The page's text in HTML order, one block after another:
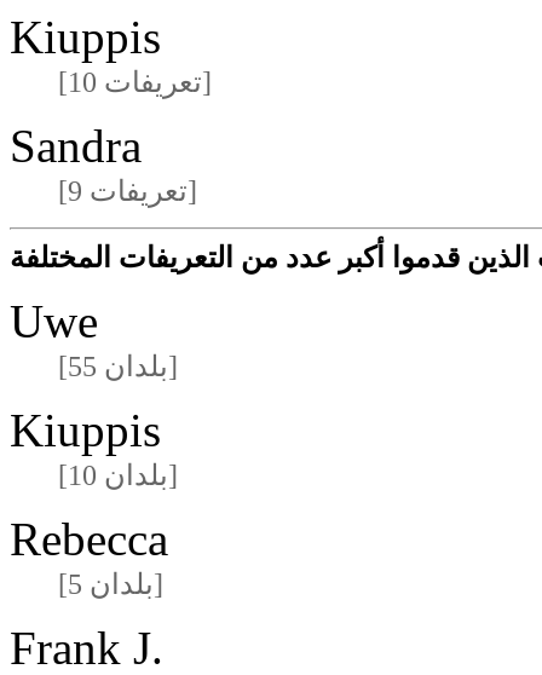
Kiuppis
[10 تعريفات]
Sandra
[9 تعريفات]
قدموا أكبر عدد من التعريفات المختلفة
Uwe
[55 بلدان]
Kiuppis
[10 بلدان]
Rebecca
[5 بلدان]
Frank J.